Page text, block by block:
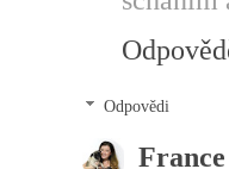
Odpovědi